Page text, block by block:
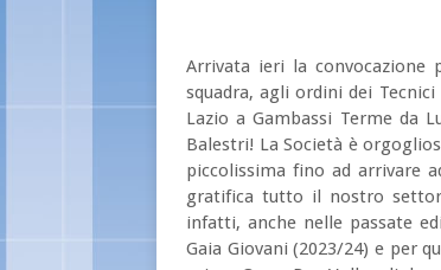
Arrivata ieri la convocazione
squadra, agli ordini dei
Lazio a Gambassi Terme da
Balestri! La Società è
piccolissima fino ad arrivare
gratifica tutto il nostro
infatti, anche nelle passate
Gaia Giovani (2023/24) e per